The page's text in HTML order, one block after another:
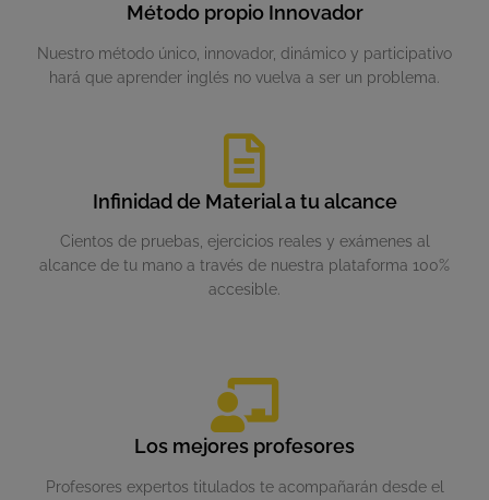
Método propio Innovador
Nuestro método único, innovador, dinámico y participativo
hará que aprender inglés no vuelva a ser un problema.
Infinidad de Material a tu alcance
Cientos de pruebas, ejercicios reales y exámenes al
alcance de tu mano a través de nuestra plataforma 100%
accesible.
Los mejores profesores
Profesores expertos titulados te acompañarán desde el